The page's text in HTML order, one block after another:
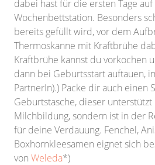
dabei hast für die ersten Tage
Wochenbettstation. Besonders
bereits gefüllt wird, vor dem
Thermoskanne mit Kraftbrühe
Kraftbrühe kannst du vorkochen
dann bei Geburtsstart auftauen,
PartnerIn).) Packe dir auch einen
Geburtstasche, dieser
Milchbildung, sondern ist in der
für deine Verdauung. Fenchel,
Boxhornkleesamen eignet sich
von Weleda*)